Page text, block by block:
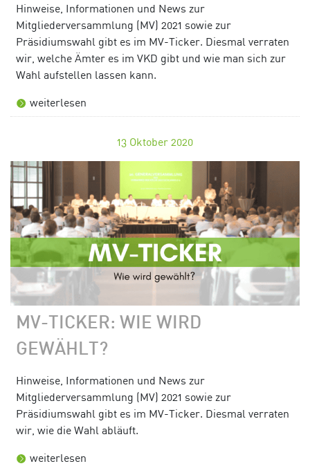
Hinweise, Informationen und News zur
Mitgliederversammlung (MV) 2021 sowie zur
Präsidiumswahl gibt es im MV-Ticker. Diesmal verraten
wir, welche Ämter es im VKD gibt und wie man sich zur
Wahl aufstellen lassen kann.
weiterlesen
13 Oktober 2020
MV-TICKER: WIE WIRD
GEWÄHLT?
Hinweise, Informationen und News zur
Mitgliederversammlung (MV) 2021 sowie zur
Präsidiumswahl gibt es im MV-Ticker. Diesmal verraten
wir, wie die Wahl abläuft.
weiterlesen